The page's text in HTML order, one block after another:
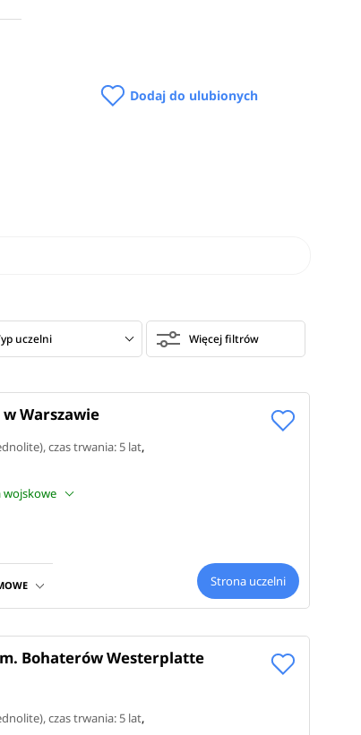
Dodaj do ulubionych
uczelni Więcej filtrów
Warszawie
, czas trwania: 5 lat,
wojskowe
Strona uczelni
Bohaterów Westerplatte
, czas trwania: 5 lat,